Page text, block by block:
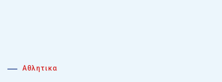
Αθλητικα